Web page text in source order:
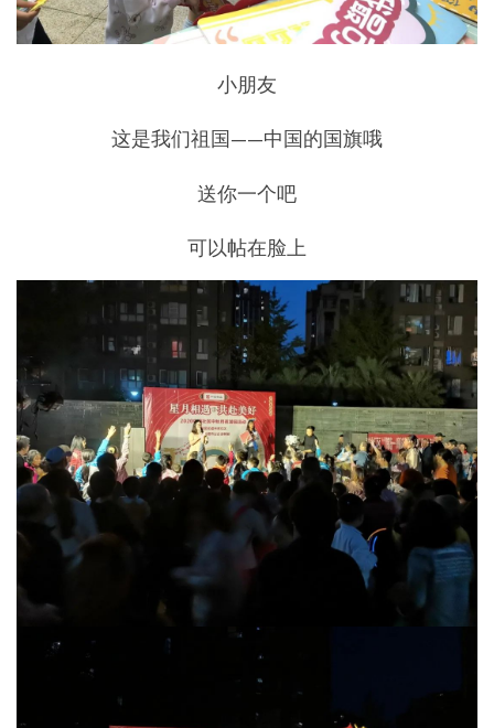
小朋友
这是我们祖国——中国的国旗哦
送你一个吧
可以帖在脸上